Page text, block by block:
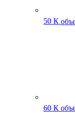
50 К
60 К